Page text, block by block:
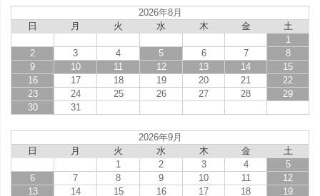
2026年8月
日
月 火 水 木 金
土
1
2
3 4 5 6 7
8
9
10 11 12 13 14
15
16
17 18 19 20 21
22
23
24 25 26 27 28
29
30
31
2026年9月
日
月 火 水 木 金
土
1
2 3 4
5
6
7 8 9 10 11
12
13
14 15 16 17 18 19